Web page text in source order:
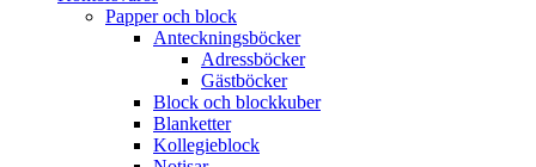
Papper och block
Anteckningsböcker
Adressböcker
Gästböcker
Block och blockkuber
Blanketter
Kollegieblock